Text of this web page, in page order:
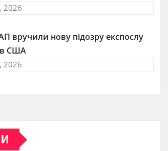
2026
вручили нову підозру експослу
в США
2026